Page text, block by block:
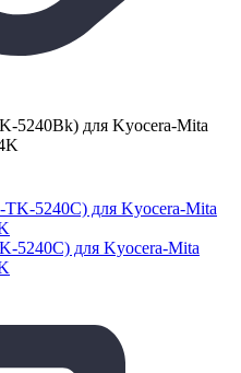
5240Bk) для Kyocera-Mita
5240C) для Kyocera-Mita